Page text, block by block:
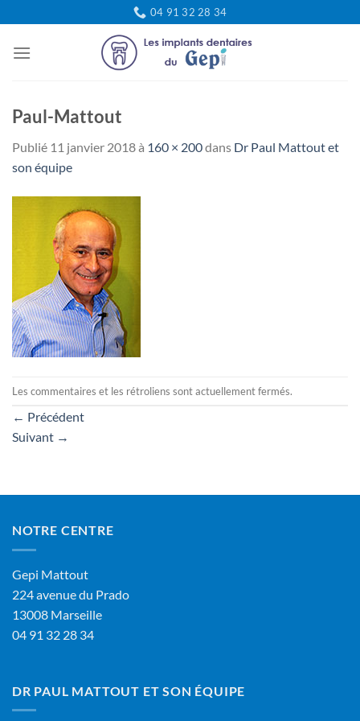
contenu
04 91 32 28 34
Paul-Mattout
Publié 11 janvier 2018à 160 × 200dans Dr Paul Mattout et
son équipe
Les commentaires et les rétroliens sont actuellement fermés.
← Précédent
Suivant →
NOTRE CENTRE
Gepi Mattout
224 avenue du Prado
13008 Marseille
04 91 32 28 34
DR PAUL MATTOUT ET SON ÉQUIPE